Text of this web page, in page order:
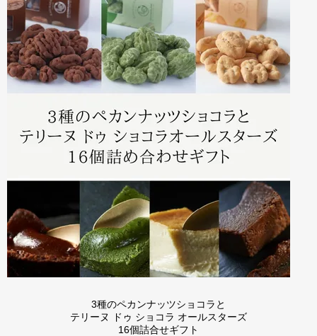
3種のペカンナッツショコラと
テリーヌ ドゥ ショコラ オールスターズ
16個詰合せギフト